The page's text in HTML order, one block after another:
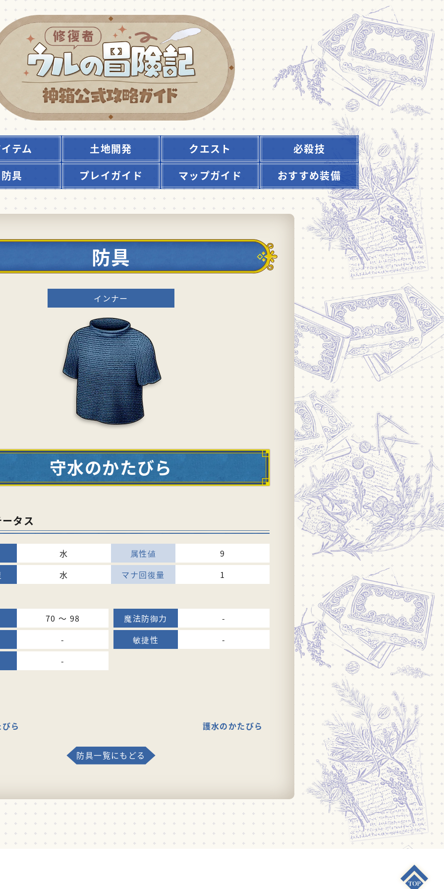
テム 土地開発 クエスト
必殺技
防具
プレイガイド マップガイド おすすめ装備
防具
インナー
守水のかたびら
タス
水
9
水
1
70 〜 98
-
-
-
-
ら 護水のかたびら
防具一覧にもどる